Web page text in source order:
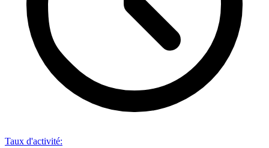
Taux d'activité: